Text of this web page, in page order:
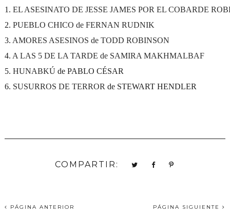
1. EL ASESINATO DE JESSE JAMES POR EL COBARDE
2. PUEBLO CHICO de FERNAN RUDNIK
3. AMORES ASESINOS de TODD ROBINSON
4. A LAS 5 DE LA TARDE de SAMIRA MAKHMALBAF
5. HUNABKÚ de PABLO CÉSAR
6. SUSURROS DE TERROR
COMPARTIR:
PÁGINA ANTERIOR PÁGINA SIGUIENTE